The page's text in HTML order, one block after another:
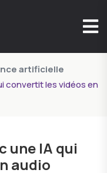
artificielle
convertit les vidéos en
une IA qui
audio